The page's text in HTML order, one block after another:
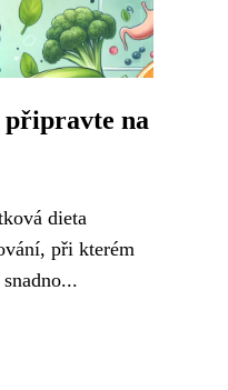
připravte na
dieta
při kterém